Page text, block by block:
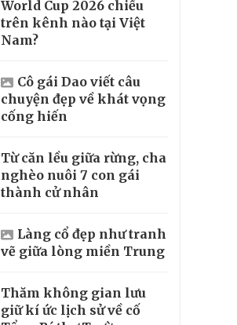
World Cup 2026 chiếu
trên kênh nào tại Việt
Nam?
Cô gái Dao viết câu
chuyện đẹp về khát vọng
cống hiến
Từ căn lều giữa rừng, cha
nghèo nuôi 7 con gái
thành cử nhân
Làng cổ đẹp như tranh
vẽ giữa lòng miền Trung
Thăm không gian lưu
giữ kí ức lịch sử về cố